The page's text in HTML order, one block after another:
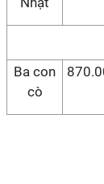
Ba con
cò